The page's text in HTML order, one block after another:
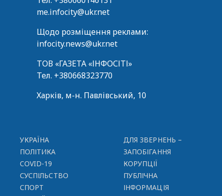
me.infocity@ukr.net
Щодо розміщення реклами:
infocity.news@ukr.net
ТОВ «ГАЗЕТА «ІНФОСІТІ»
Тел. +380668323770
Харків, м-н. Павлівський, 10
УКРАЇНА
ПОЛІТИКА
COVID-19
СУСПІЛЬСТВО
СПОРТ
ДЛЯ ЗВЕРНЕНЬ –
ЗАПОБІГАННЯ
КОРУПЦІЇ
ПУБЛІЧНА
ІНФОРМАЦІЯ